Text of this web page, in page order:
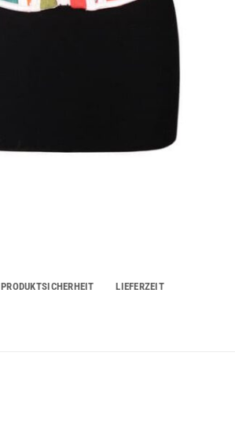
PRODUKTSICHERHEIT LIEFERZEIT